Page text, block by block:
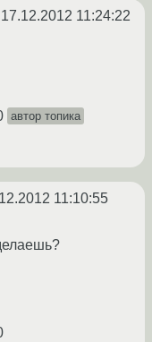
17.12.2012 11:24:22
автор топика
11:10:55